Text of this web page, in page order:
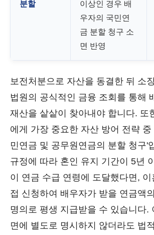
분할
이상인 경우 배
우자의 국민연
금 분할 청구 소
면 반영
보전처분으로 자산을 동결한 뒤 소
법원의 공식적인 금융 조회를 통해
재산을 샅샅이 찾아내야 합니다. 또
에게 가장 중요한 자산 방어 전략
민연금 및 공무원연금의 분할 청구'
규정에 따라 혼인 유지 기간이 5년
이 연금 수급 연령에 도달했다면, 이
접 신청하여 배우자가 받을 연금액
명의로 평생 지급받을 수 있습니다.
면에 별도로 명시하지 않더라도 법